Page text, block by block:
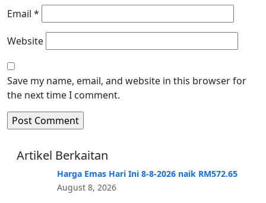
Email *
Website
Save my name, email, and website in this browser for
the next time I comment.
Artikel Berkaitan
Harga Emas Hari Ini 8-8-2026 naik RM572.65
August 8, 2026